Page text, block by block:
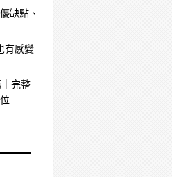
缺點、
有感變
完整